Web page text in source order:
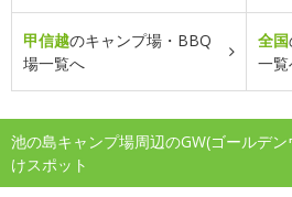
甲信越のキャンプ場・BBQ
場一覧へ
全国
一
池の島キャンプ場周辺のGW(ゴールデ
けスポット